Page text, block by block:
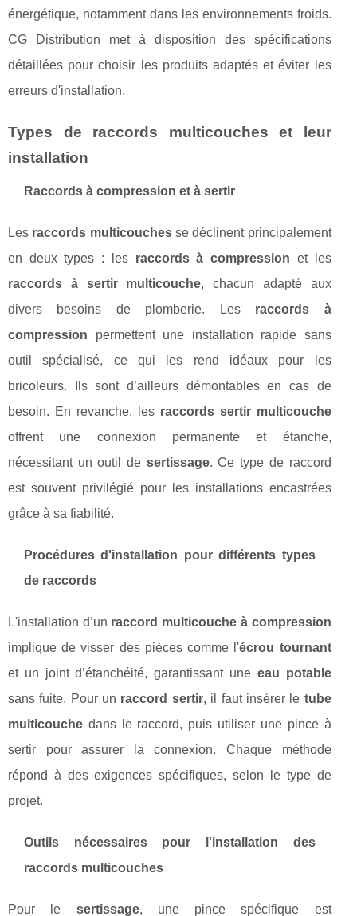
énergétique, notamment dans les environnements froids.
CG Distribution met à disposition des spécifications
détaillées pour choisir les produits adaptés et éviter les
erreurs d'installation.
Types de raccords multicouches et leur
installation
Raccords à compression et à sertir
Les raccords multicouchesse déclinent principalement
en deux types : les raccords à compression et les
raccords à sertir multicouche, chacun adapté aux
divers besoins de plomberie. Les raccords à
compression permettent une installation rapide sans
outil spécialisé, ce qui les rend idéaux pour les
bricoleurs. Ils sont d’ailleurs démontables en cas de
besoin. En revanche, les raccords sertir multicouche
offrent une connexion permanente et étanche,
nécessitant un outil de sertissage. Ce type de raccord
est souvent privilégié pour les installations encastrées
grâce à sa fiabilité.
Procédures d'installation pour différents types
de raccords
L'installation d’un raccord multicouche à compression
implique de visser des pièces comme l'écrou tournant
et un joint d’étanchéité, garantissant une eau potable
sans fuite. Pour un raccord sertir, il faut insérer le tube
multicouche dans le raccord, puis utiliser une pince à
sertir pour assurer la connexion. Chaque méthode
répond à des exigences spécifiques, selon le type de
projet.
Outils nécessaires pour l'installation des
raccords multicouches
Pour le sertissage, une pince spécifique est